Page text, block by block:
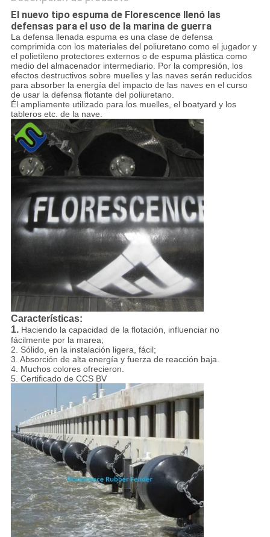
El nuevo tipo espuma de Florescence llenó las
defensas para el uso de la marina de guerra
La defensa llenada espuma es una clase de defensa
comprimida con los materiales del poliuretano como el jugador y
el polietileno protectores externos o de espuma plástica como
medio del almacenador intermediario. Por la compresión, los
efectos destructivos sobre muelles y las naves serán reducidos
para absorber la energía del impacto de las naves en el curso
de usar la defensa flotante del poliuretano.
Él ampliamente utilizado para los muelles, el boatyard y los
tableros etc. de la nave.
Características:
1. Haciendo la capacidad de la flotación, influenciar no
fácilmente por la marea;
2. Sólido, en la instalación ligera, fácil;
3. Absorción de alta energía y fuerza de reacción baja.
4. Muchos colores ofrecieron.
5. Certificado de CCS BV